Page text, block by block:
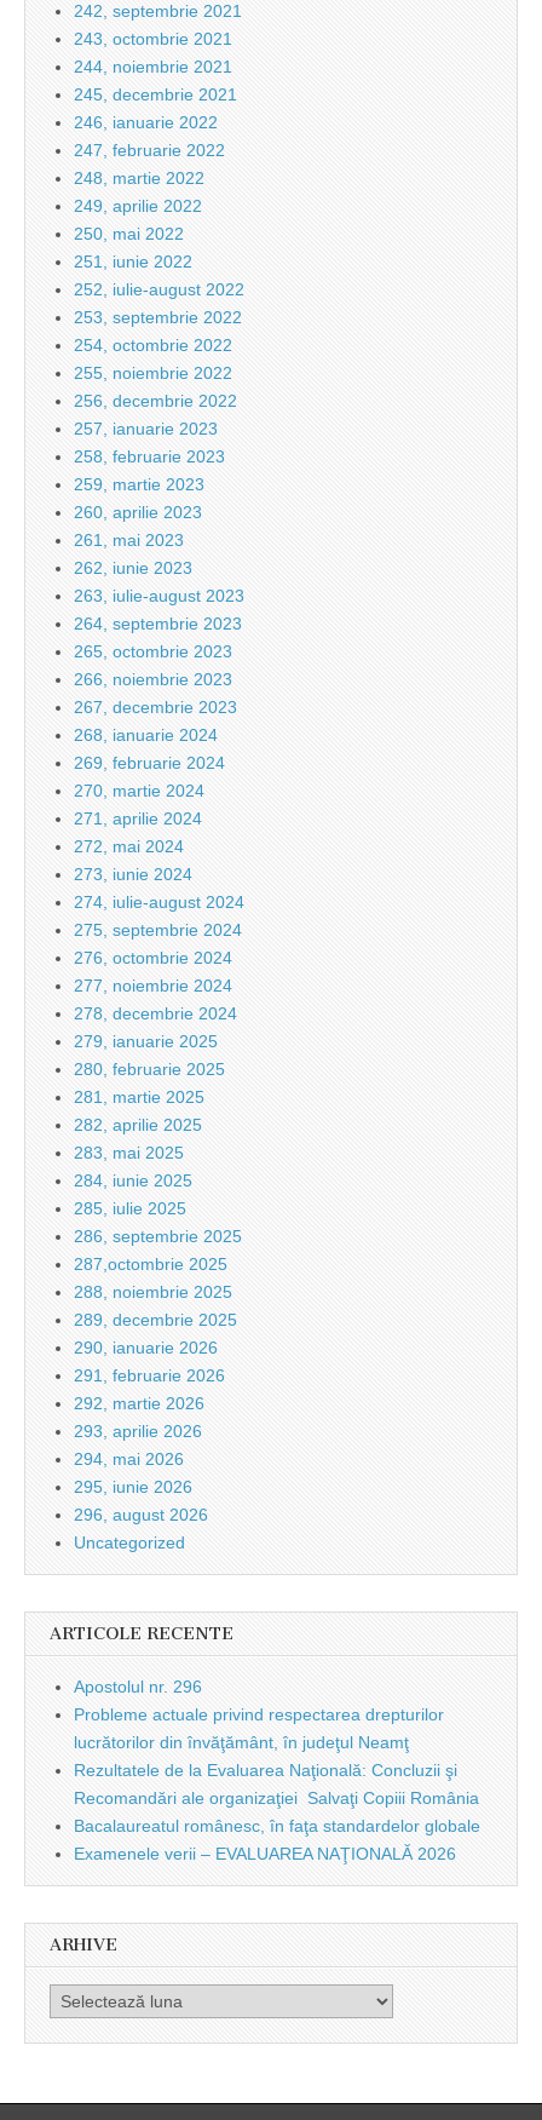
242, septembrie 2021
243, octombrie 2021
244, noiembrie 2021
245, decembrie 2021
246, ianuarie 2022
247, februarie 2022
248, martie 2022
249, aprilie 2022
250, mai 2022
251, iunie 2022
252, iulie-august 2022
253, septembrie 2022
254, octombrie 2022
255, noiembrie 2022
256, decembrie 2022
257, ianuarie 2023
258, februarie 2023
259, martie 2023
260, aprilie 2023
261, mai 2023
262, iunie 2023
263, iulie-august 2023
264, septembrie 2023
265, octombrie 2023
266, noiembrie 2023
267, decembrie 2023
268, ianuarie 2024
269, februarie 2024
270, martie 2024
271, aprilie 2024
272, mai 2024
273, iunie 2024
274, iulie-august 2024
275, septembrie 2024
276, octombrie 2024
277, noiembrie 2024
278, decembrie 2024
279, ianuarie 2025
280, februarie 2025
281, martie 2025
282, aprilie 2025
283, mai 2025
284, iunie 2025
285, iulie 2025
286, septembrie 2025
287,octombrie 2025
288, noiembrie 2025
289, decembrie 2025
290, ianuarie 2026
291, februarie 2026
292, martie 2026
293, aprilie 2026
294, mai 2026
295, iunie 2026
296, august 2026
Uncategorized
ARTICOLE RECENTE
Apostolul nr. 296
Probleme actuale privind respectarea drepturilor
lucrătorilor din învăţământ, în judeţul Neamţ
Rezultatele de la Evaluarea Naţională: Concluzii şi
Recomandări ale organizaţiei Salvaţi Copiii România
Bacalaureatul românesc, în faţa standardelor globale
Examenele verii – EVALUAREA NAŢIONALĂ 2026
ARHIVE
Arhive